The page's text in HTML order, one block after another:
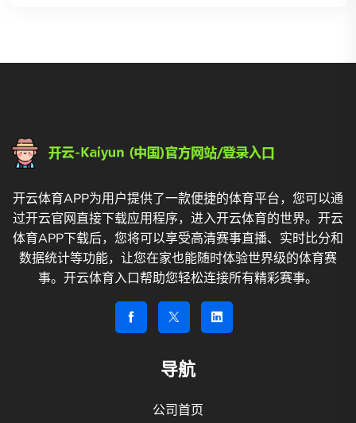
开云体育APP为用户提供了一款便捷的体育平台，您可以通
过开云官网直接下载应用程序，进入开云体育的世界。开云
体育APP下载后，您将可以享受高清赛事直播、实时比分和
数据统计等功能，让您在家也能随时体验世界级的体育赛
事。开云体育入口帮助您轻松连接所有精彩赛事。
导航
公司首页